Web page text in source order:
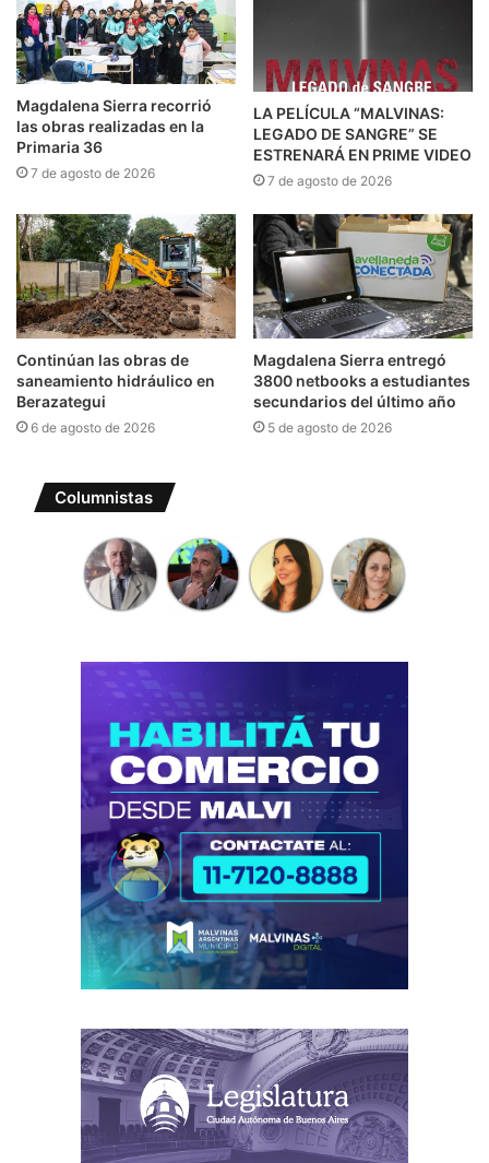
Magdalena Sierra recorrió
las obras realizadas en la
Primaria 36
7 de agosto de 2026
LA PELÍCULA “MALVINAS:
LEGADO DE SANGRE” SE
ESTRENARÁ EN PRIME VIDEO
7 de agosto de 2026
Continúan las obras de
saneamiento hidráulico en
Berazategui
6 de agosto de 2026
Magdalena Sierra entregó
3800 netbooks a estudiantes
secundarios del último año
5 de agosto de 2026
Columnistas